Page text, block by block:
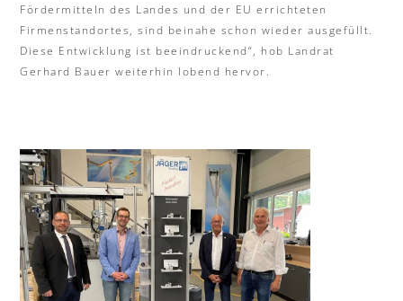
Fördermitteln des Landes und der EU errichteten
Firmenstandortes, sind beinahe schon wieder ausgefüllt.
Diese Entwicklung ist beeindruckend“, hob Landrat
Gerhard Bauer weiterhin lobend hervor.